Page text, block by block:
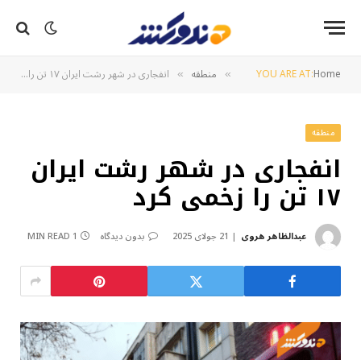
YOU ARE AT:Home
» منطقه » انفجاری در شهر رشت ایران ۱۷ تن را زخمی کرد
منطقه
انفجاری در شهر رشت ایران
۱۷ تن را زخمی کرد
عبدالظاهر هروی 21 جولای 2025 بدون دیدگاه 1 MIN READ